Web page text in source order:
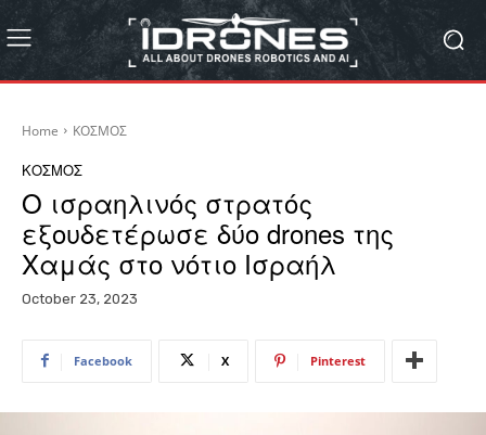
Home ΚΟΣΜΟΣ
ΚΟΣΜΟΣ
Ο ισραηλινός στρατός
εξουδετέρωσε δύο drones της
Χαμάς στο νότιο Ισραήλ
October 23, 2023
Facebook X Pinterest